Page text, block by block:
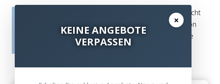
Die Bewertungen werden vor ihrer Veröffentlichung nicht
auf ihre Echtheit überprüft. Sie können daher auch von
Verbrauchern stammen, die die bewerteten Produkte
tatsächlich gar nicht erworben/genutzt haben.
×
KEINE ANGEBOTE
VERPASSEN